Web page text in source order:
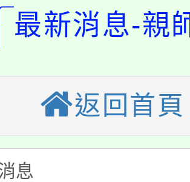
(課)教師甄選結果(
中國文化大學推廣
》溝通分析基
歡迎學生輔導中心
、諮商輔導、社會
師生報名參加。
苗栗縣政府辦理
「校園短影音徵選
」簡章及活動海報
報名參加。
市115學年度學生
園市補助參觀特色
活動實施計畫」
度「教育部表揚
推展貢獻獎」
ART TAIPEI臺
最新消息-親
返回首頁